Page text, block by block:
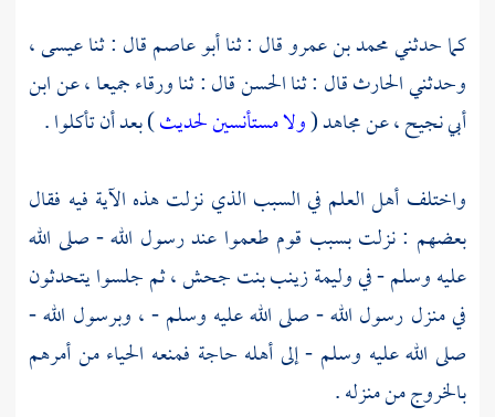
كما حدثنيمحمد بن عمروقال : ثناأبو عاصمقال : ثناعيسى ،
وحدثنيالحارثقال : ثناالحسنقال : ثناورقاءجميعا ، عنابن
أبي نجيح ،عنمجاهد(ولا مستأنسين لحديث) بعد أن تأكلوا .
واختلف أهل العلم في السبب الذي نزلت هذه الآية فيه فقال
بعضهم : نزلت بسبب قوم طعموا عند رسول الله - صلى الله
عليه وسلم - في وليمةزينب بنت جحش ،ثم جلسوا يتحدثون
في منزل رسول الله - صلى الله عليه وسلم - ، وبرسول الله -
صلى الله عليه وسلم - إلى أهله حاجة فمنعه الحياء من أمرهم
بالخروج من منزله .